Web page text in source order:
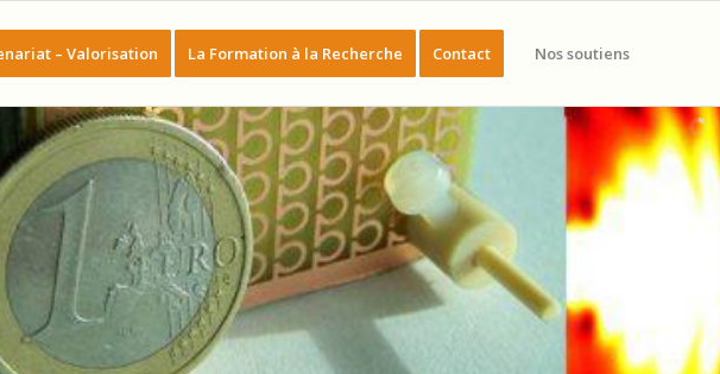
– Valorisation La Formation à la Recherche Contact Nos soutiens